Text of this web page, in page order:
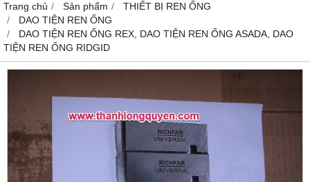
Trang chủ Sản phẩm
THIẾT BỊ REN ỐNG
DAO TIỆN REN ỐNG
DAO TIỆN REN ỐNG REX, DAO TIỆN REN ỐNG ASADA, DAO
TIỆN REN ỐNG RIDGID